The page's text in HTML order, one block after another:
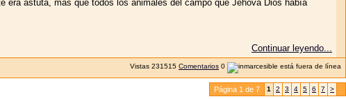
era astuta, más que todos los animales del campo que Jehová Dios había
Continuar leyendo...
Vistas 231515 Comentarios 0
Página 1 de 7 1 2 3 4 5 6 7 >